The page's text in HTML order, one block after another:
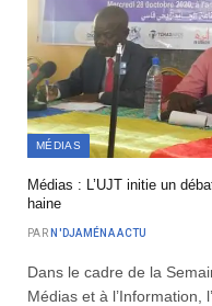
MÉDIAS
Médias : L’UJT initie un
haine
PAR N'DJAMÉNA ACTU
Dans le cadre de la
Médias et à l’Information,